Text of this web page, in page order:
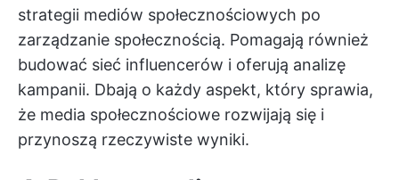
strategii mediów społecznościowych po
zarządzanie społecznością. Pomagają również
budować sieć influencerów i oferują analizę
kampanii. Dbają o każdy aspekt, który sprawia,
że media społecznościowe rozwijają się i
przynoszą rzeczywiste wyniki.